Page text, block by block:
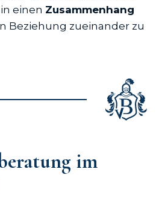
einen Zusammenhang
Beziehung zueinander zu
im